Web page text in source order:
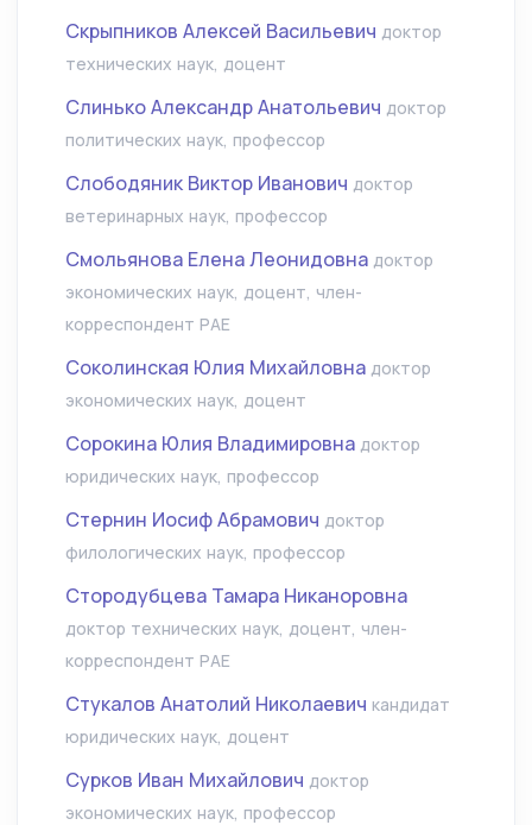
Скрыпников Алексей Васильевич доктор
технических наук, доцент
Слинько Александр Анатольевич доктор
политических наук, профессор
Слободяник Виктор Иванович доктор
ветеринарных наук, профессор
Смольянова Елена Леонидовна доктор
экономических наук, доцент, член-
корреспондент РАЕ
Соколинская Юлия Михайловна доктор
экономических наук, доцент
Сорокина Юлия Владимировна доктор
юридических наук, профессор
Стернин Иосиф Абрамович доктор
филологических наук, профессор
Стородубцева Тамара Никаноровна
доктор технических наук, доцент, член-
корреспондент РАЕ
Стукалов Анатолий Николаевич кандидат
юридических наук, доцент
Сурков Иван Михайлович доктор
экономических наук, профессор